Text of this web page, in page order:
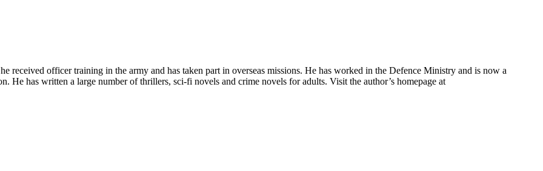
officer training in the army and has taken part in overseas missions. He has worked in the Defence Ministry and is now a
He has written a large number of thrillers, sci-fi novels and crime novels for adults. Visit the author’s homepage at